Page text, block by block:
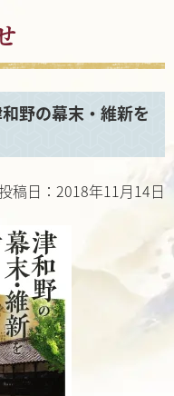
野の幕末・維新を
稿日：2018年11月14日